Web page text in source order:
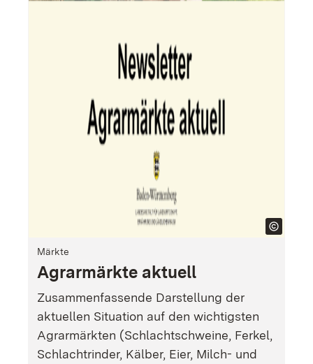
Märkte
Agrarmärkte aktuell
Zusammenfassende Darstellung der
aktuellen Situation auf den wichtigsten
Agrarmärkten (Schlachtschweine, Ferkel,
Schlachtrinder, Kälber, Eier, Milch- und